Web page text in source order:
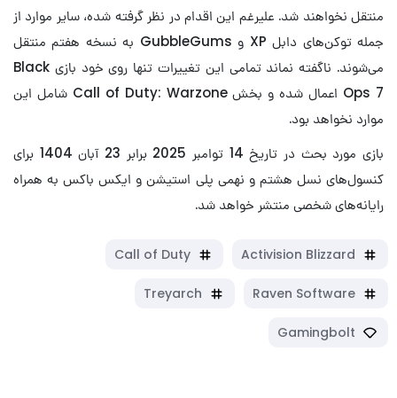
منتقل نخواهند شد. علیرغم این اقدام در نظر گرفته شده، سایر موارد از
جمله توکن‌های دابل XP و GubbleGums به نسخه هفتم منتقل
می‌شوند. ناگفته نماند تمامی این تغییرات تنها روی خود بازی Black
Ops 7 اعمال شده و بخش Call of Duty: Warzone شامل این
موارد نخواهد بود.
بازی مورد بحث در تاریخ 14 توامبر 2025 برابر 23 آبان 1404 برای
کنسول‌های نسل هشتم و نهمی پلی استیشن و ایکس باکس به همراه
رایانه‌های شخصی منتشر خواهد شد.
Activision Blizzard
Call of Duty
Raven Software
Treyarch
Gamingbolt